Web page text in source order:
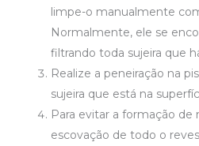
limpe-o manualmente
Normalmente, ele se
filtrando toda sujeira que
Realize a peneiração na
sujeira que está na
Para evitar a formação de
escovação de todo o